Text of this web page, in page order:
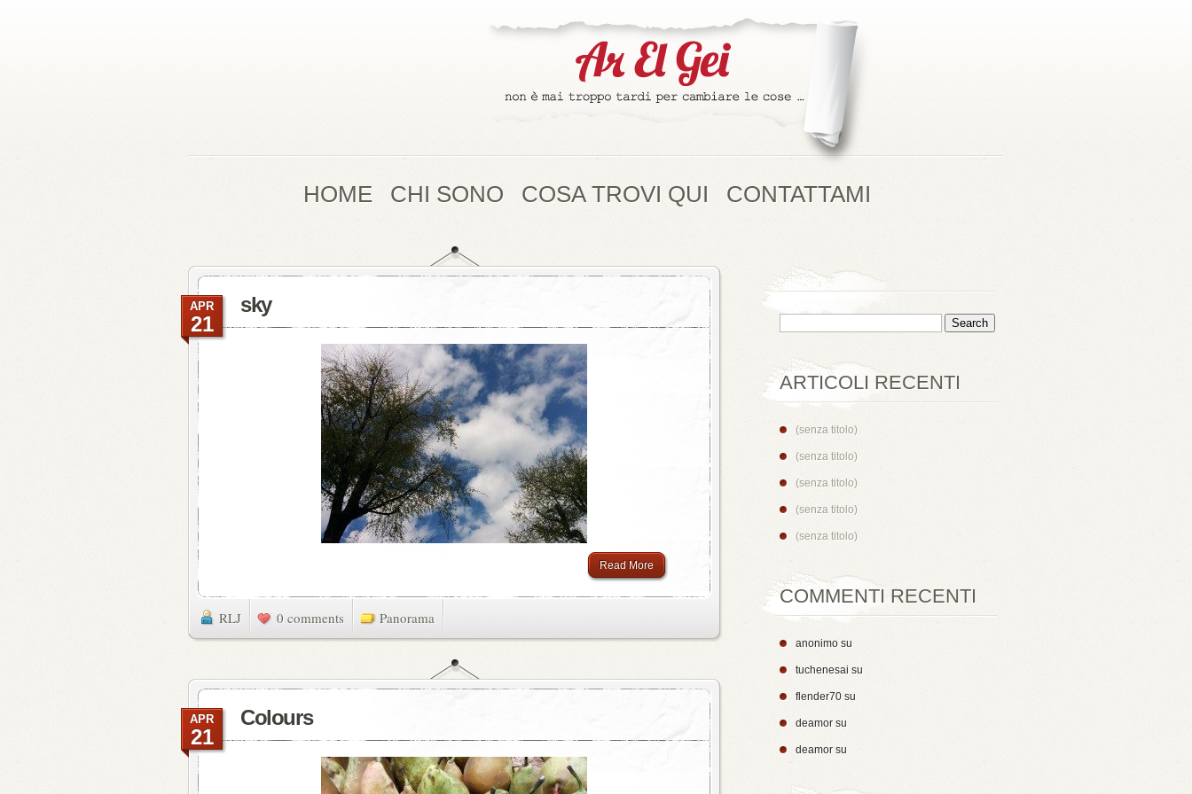
HOME CHI SONO COSA TROVI QUI CONTATTAMI
sky
APR
21
Read More
RLJ 0 comments Panorama
Colours
APR
21
ARTICOLI RECENTI
(senza titolo)
(senza titolo)
(senza titolo)
(senza titolo)
(senza titolo)
COMMENTI RECENTI
anonimo su
tuchenesai su
flender70 su
deamor su
deamor su